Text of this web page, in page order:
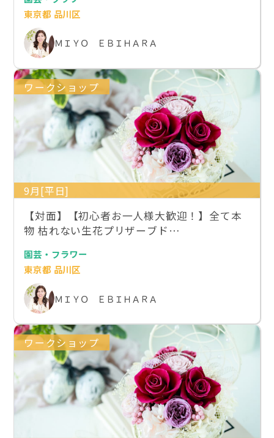
東京都 品川区
ＭＩＹＯ ＥＢＩＨＡＲＡ
ワークショップ
9月[平日]
【対面】【初心者お一人様大歓迎！】全て本
物 枯れない生花プリザーブド…
園芸・フラワー
東京都 品川区
ＭＩＹＯ ＥＢＩＨＡＲＡ
ワークショップ